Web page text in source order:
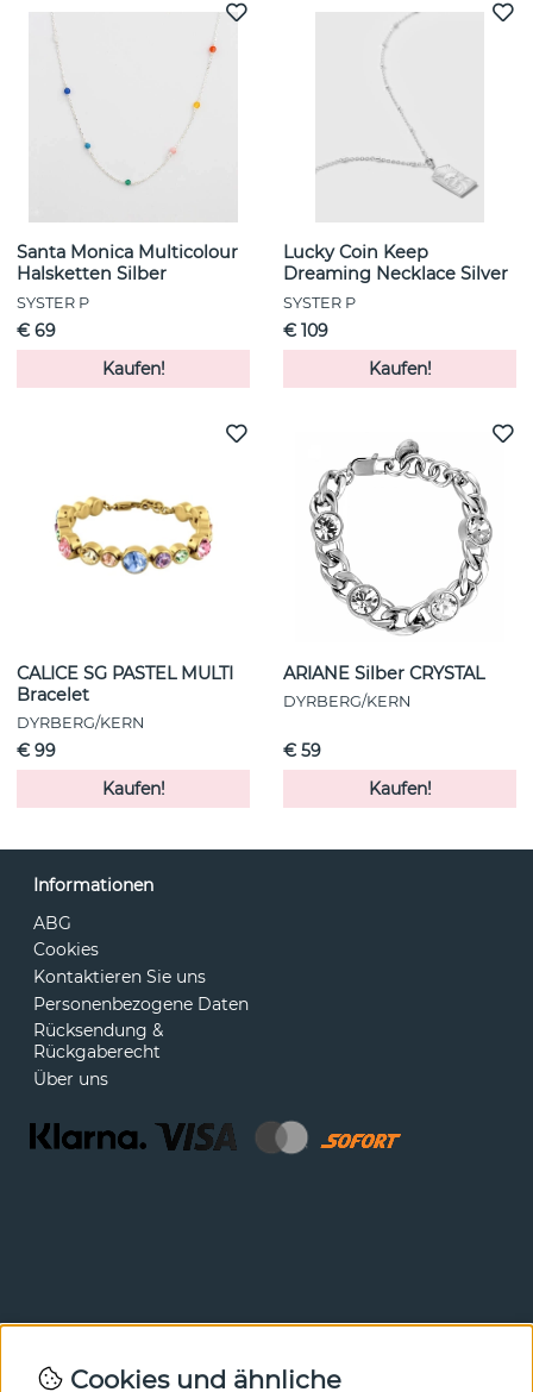
Santa Monica Multicolour
Halsketten Silber
SYSTER P
€ 69
Kaufen!
Lucky Coin Keep
Dreaming Necklace Silver
SYSTER P
€ 109
Kaufen!
CALICE SG PASTEL MULTI
Bracelet
DYRBERG/KERN
€ 99
Kaufen!
ARIANE Silber CRYSTAL
DYRBERG/KERN
€ 59
Kaufen!
Informationen
ABG
Cookies
Kontaktieren Sie uns
Personenbezogene Daten
Rücksendung &
Rückgaberecht
Über uns
Newsletter
Cookies und ähnliche